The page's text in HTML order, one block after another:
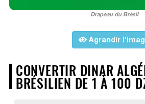
Drapeau du Brésil
Agrandir
CONVERTIR DINAR
BRÉSILIEN DE 1 À 100